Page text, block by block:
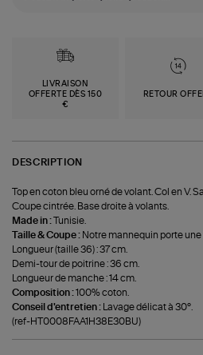
LIVRAISON
OFFERTE DÈS 150
€
RETOUR
DESCRIPTION
Top en coton bleu orné de volant. Col en V.
Coupe cintrée. Base droite à volants.
Made in :
Tunisie.
Taille & Coupe : Notre mannequin porte une
Longueur (taille 36) : 37 cm.
Demi-tour de poitrine : 36 cm.
Longueur de manche : 14 cm.
Composition :100% coton.
Conseil d'entretien :
Lavage délicat à 30°.
(ref-HT0008FAA1H38E30BU)